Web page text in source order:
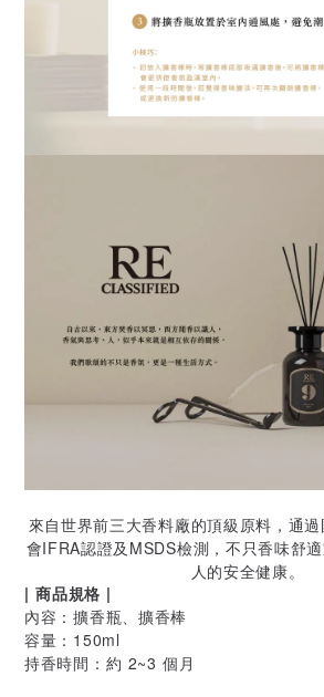
來自世界前三大香料廠的頂級原料，通
會IFRA認證及MSDS檢測，不只香味舒
人的安全健康。
| 商品規格 |
內容：擴香瓶、擴香棒
容量：150ml
持香時間：約 2~3 個月